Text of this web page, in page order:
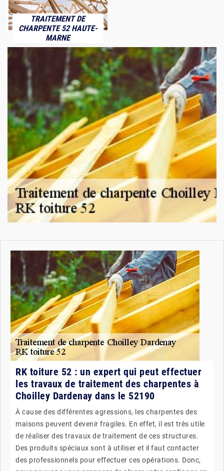
TRAITEMENT DE
CHARPENTE 52 HAUTE-
MARNE
RK toiture 52 : un expert qui peut effectuer
les travaux de traitement des charpentes à
Choilley Dardenay dans le 52190
À cause des différentes agressions, les charpentes des
maisons peuvent devenir fragiles. En effet, il est très utile
de réaliser des travaux de traitement de ces structures.
Des produits spéciaux sont à utiliser et il faut contacter
des professionnels pour effectuer ces opérations. Donc,